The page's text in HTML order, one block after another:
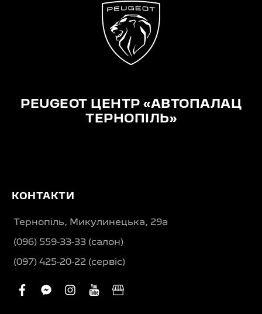
PEUGEOT ЦЕНТР «АВТОПАЛАЦ
ТЕРНОПІЛЬ»
КОНТАКТИ
Тернопіль, Микулинецька, 29а
(096) 559-33-33 (салон)
(097) 425-20-22 (сервіс)
facebook
facebook-
instagram
youtube
business